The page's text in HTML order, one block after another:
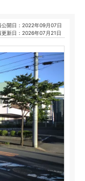
公開日：2022年09月07日
更新日：2026年07月21日